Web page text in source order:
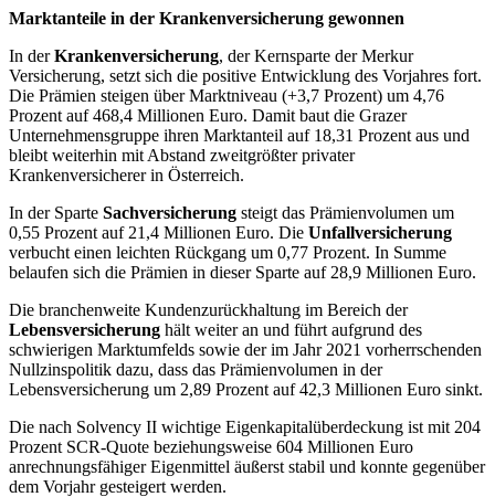
Marktanteile in der Krankenversicherung gewonnen
In derKrankenversicherung, der Kernsparte der Merkur
Versicherung, setzt sich die positive Entwicklung des Vorjahres fort.
Die Prämien steigen über Marktniveau (+3,7 Prozent) um 4,76
Prozent auf 468,4 Millionen Euro. Damit baut die Grazer
Unternehmensgruppe ihren Marktanteil auf 18,31 Prozent aus und
bleibt weiterhin mit Abstand zweitgrößter privater
Krankenversicherer in Österreich.
In der Sparte Sachversicherung steigt das Prämienvolumen um
0,55 Prozent auf 21,4 Millionen Euro. Die Unfallversicherung
verbucht einen leichten Rückgang um 0,77 Prozent. In Summe
belaufen sich die Prämien in dieser Sparte auf 28,9 Millionen Euro.
Die branchenweite Kundenzurückhaltung im Bereich der
Lebensversicherung hält weiter an und führt aufgrund des
schwierigen Marktumfelds sowie der im Jahr 2021 vorherrschenden
Nullzinspolitik dazu, dass das Prämienvolumen in der
Lebensversicherung um 2,89 Prozent auf 42,3 Millionen Euro sinkt.
Die nach Solvency II wichtige Eigenkapitalüberdeckung ist mit 204
Prozent SCR-Quote beziehungsweise 604 Millionen Euro
anrechnungsfähiger Eigenmittel äußerst stabil und konnte gegenüber
dem Vorjahr gesteigert werden.